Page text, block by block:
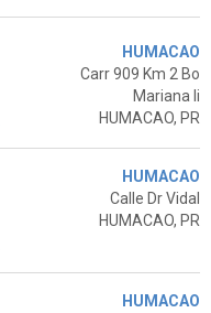
HUMACAO
Carr 909 Km 2 Bo
Mariana Ii
HUMACAO, PR
HUMACAO
Calle Dr Vidal
HUMACAO, PR
HUMACAO